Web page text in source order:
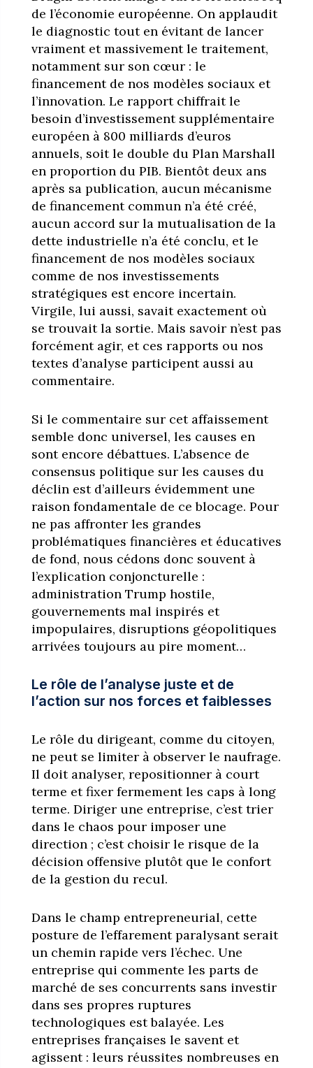
de l’économie européenne. On applaudit
le diagnostic tout en évitant de lancer
vraiment et massivement le traitement,
notamment sur son cœur : le
financement de nos modèles sociaux et
l’innovation. Le rapport chiffrait le
besoin d’investissement supplémentaire
européen à 800 milliards d’euros
annuels, soit le double du Plan Marshall
en proportion du PIB. Bientôt deux ans
après sa publication, aucun mécanisme
de financement commun n’a été créé,
aucun accord sur la mutualisation de la
dette industrielle n’a été conclu, et le
financement de nos modèles sociaux
comme de nos investissements
stratégiques est encore incertain.
Virgile, lui aussi, savait exactement où
se trouvait la sortie. Mais savoir n’est pas
forcément agir, et ces rapports ou nos
textes d’analyse participent aussi au
commentaire.
Si le commentaire sur cet affaissement
semble donc universel, les causes en
sont encore débattues. L’absence de
consensus politique sur les causes du
déclin est d’ailleurs évidemment une
raison fondamentale de ce blocage. Pour
ne pas affronter les grandes
problématiques financières et éducatives
de fond, nous cédons donc souvent à
l’explication conjoncturelle :
administration Trump hostile,
gouvernements mal inspirés et
impopulaires, disruptions géopolitiques
arrivées toujours au pire moment…
Le rôle de l’analyse juste et de
l’action sur nos forces et faiblesses
Le rôle du dirigeant, comme du citoyen,
ne peut se limiter à observer le naufrage.
Il doit analyser, repositionner à court
terme et fixer fermement les caps à long
terme. Diriger une entreprise, c’est trier
dans le chaos pour imposer une
direction ; c’est choisir le risque de la
décision offensive plutôt que le confort
de la gestion du recul.
Dans le champ entrepreneurial, cette
posture de l’effarement paralysant serait
un chemin rapide vers l’échec. Une
entreprise qui commente les parts de
marché de ses concurrents sans investir
dans ses propres ruptures
technologiques est balayée. Les
entreprises françaises le savent et
agissent : leurs réussites nombreuses en